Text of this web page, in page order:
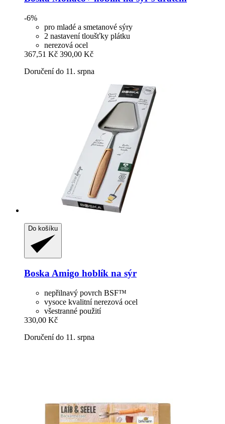
-6%
pro mladé a smetanové sýry
2 nastavení tloušťky plátku
nerezová ocel
367,51 Kč 390,00 Kč
Doručení do 11. srpna
Do košíku
Boska Amigo hoblík na sýr
nepřilnavý povrch BSF™
vysoce kvalitní nerezová ocel
všestranné použití
330,00 Kč
Doručení do 11. srpna